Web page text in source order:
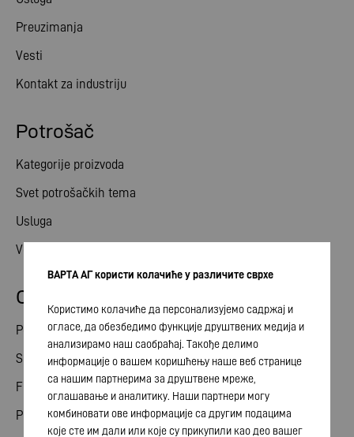
Potrošač
Kategorije proizvoda
Svet potrošačkih tema
Usluga
Vesti
Preuzimanja
Vesti
Kontakt za industriju
Odnosi ulagača
Podeli
Skupština akcionara
Finansijski kalendar
Publikacije
ВАРТА АГ користи колачиће у различите сврхе
Користимо колачиће да персонализујемо садржај и
огласе, да обезбедимо функције друштвених медија и
анализирамо наш саобраћај. Такође делимо
информације о вашем коришћењу наше веб странице
са нашим партнерима за друштвене мреже,
оглашавање и аналитику. Наши партнери могу
комбиновати ове информације са другим подацима
које сте им дали или које су прикупили као део вашег